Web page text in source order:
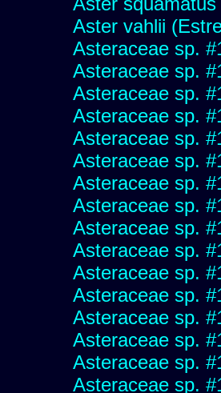
Aster vahlii
Asteraceae sp.
Asteraceae sp.
Asteraceae sp.
Asteraceae sp.
Asteraceae sp.
Asteraceae sp.
Asteraceae sp.
Asteraceae sp.
Asteraceae sp.
Asteraceae sp.
Asteraceae sp.
Asteraceae sp.
Asteraceae sp.
Asteraceae sp.
Asteraceae sp.
Asteraceae sp.